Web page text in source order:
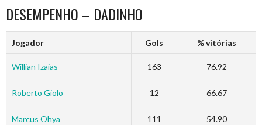
DESEMPENHO – DADINHO
Jogador Gols % vitórias
Willian Izaias 163 76.92
Roberto Giolo 12 66.67
Marcus Ohya 111 54.90